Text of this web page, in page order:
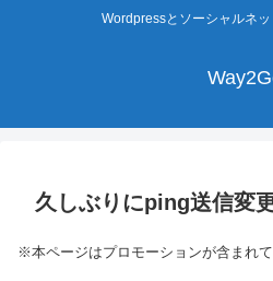
Wordpressとソーシャルネ
久しぶりにping送信変
※本ページはプロモーションが含まれ